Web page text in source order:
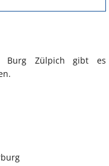
Burg Zülpich gibt es